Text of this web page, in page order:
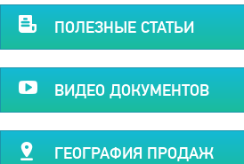
ПОЛЕЗНЫЕ СТАТЬИ
ВИДЕО ДОКУМЕНТОВ
ГЕОГРАФИЯ ПРОДАЖ